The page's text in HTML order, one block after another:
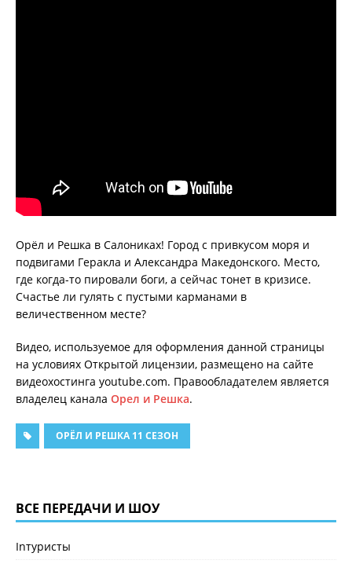
Орёл и Решка в Салониках! Город с привкусом моря и
подвигами Геракла и Александра Македонского. Место,
где когда-то пировали боги, а сейчас тонет в кризисе.
Счастье ли гулять с пустыми карманами в
величественном месте?
Видео, используемое для оформления данной страницы
на условиях Открытой лицензии, размещено на сайте
видеохостинга youtube.com. Правообладателем является
владелец канала Орел и Решка.
ОРЁЛ И РЕШКА 11 СЕЗОН
ВСЕ ПЕРЕДАЧИ И ШОУ
Inтуристы